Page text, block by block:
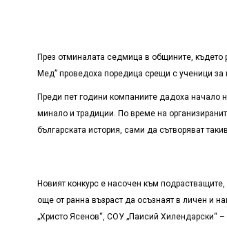
През отминалата седмица в общините,
Мед” проведоха поредица срещи с ученици за
Преди пет години компаниите дадоха начало
минало и традиции. По време на
българската история, сами да сътворяват
Новият конкурс е насочен към
още от ранна възраст да осъзнаят в личен и
„Христо Ясенов“, СОУ „Паисий Хилендарски“